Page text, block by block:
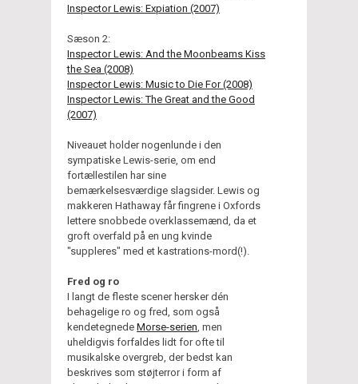
Inspector Lewis: Expiation (2007)
Sæson 2:
Inspector Lewis: And the Moonbeams Kiss
the Sea (2008)
Inspector Lewis: Music to Die For (2008)
Inspector Lewis: The Great and the Good
(2007)
Niveauet holder nogenlunde i den
sympatiske Lewis-serie, om end
fortællestilen har sine
bemærkelsesværdige slagsider. Lewis og
makkeren Hathaway får fingrene i Oxfords
lettere snobbede overklassemænd, da et
groft overfald på en ung kvinde
"suppleres" med et kastrations-mord(!).
Fred og ro
I langt de fleste scener hersker dén
behagelige ro og fred, som også
kendetegnede Morse-serien , men
uheldigvis forfaldes lidt for ofte til
musikalske overgreb, der bedst kan
beskrives som støjterror i form af